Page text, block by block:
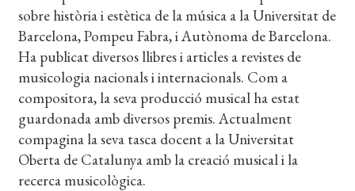
sobre història i estètica de la música a la Universitat de
Barcelona, Pompeu Fabra, i Autònoma de Barcelona.
Ha publicat diversos llibres i articles a revistes de
musicologia nacionals i internacionals. Com a
compositora, la seva producció musical ha estat
guardonada amb diversos premis. Actualment
compagina la seva tasca docent a la Universitat
Oberta de Catalunya amb la creació musical i la
recerca musicològica.